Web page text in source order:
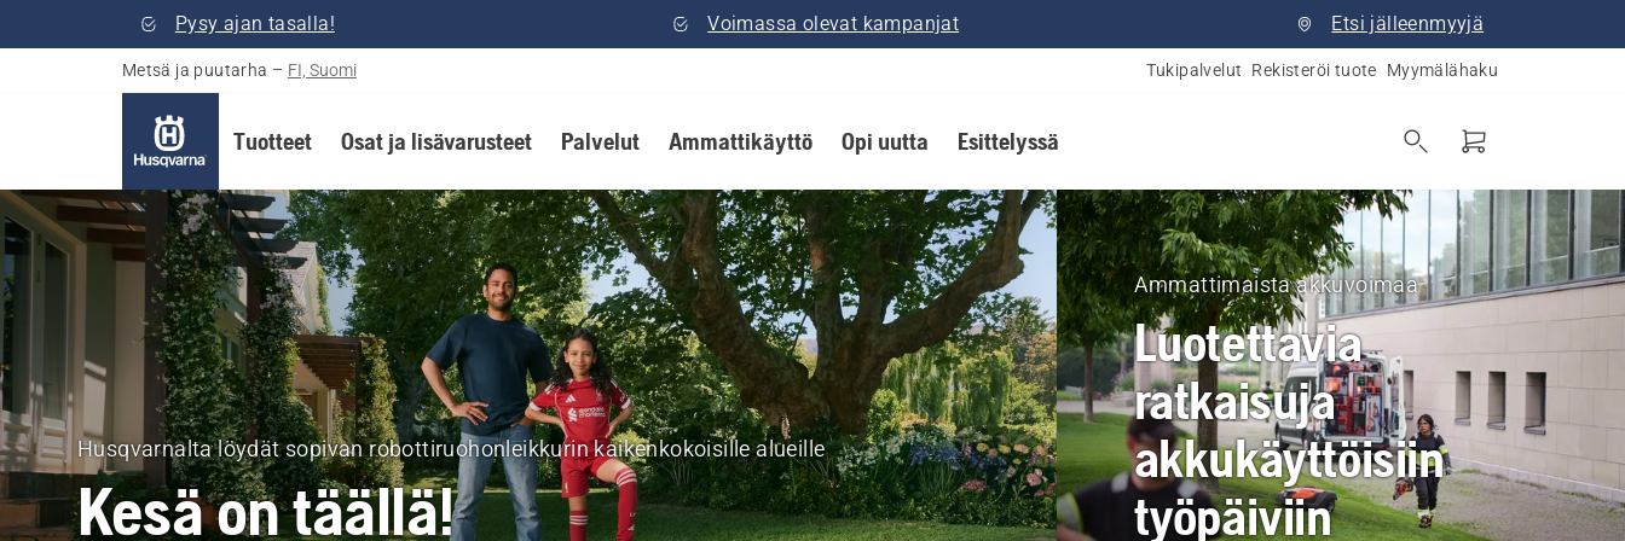
Pysy ajan tasalla! Voimassa olevat kampanjat Etsi jälleenmyyjä
Metsä ja puutarha – FI, Suomi Tukipalvelut Rekisteröi tuote Myymälähaku
Tuotteet Osat ja lisävarusteet Palvelut Ammattikäyttö Opi uutta Esittelyssä
Husqvarna
Metsä
ja
puutarha
Suomi
Husqvarnalta löydät sopivan robottiruohonleikkurin kaikenkokoisille alueille
Kesä on täällä!
Ammattimaista akkuvoimaa
Luotettavia
ratkaisuja
akkukäyttöisiin
työpäiviin